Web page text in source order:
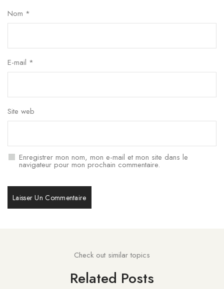
Nom *
E-mail *
Site web
Enregistrer mon nom, mon e-mail et mon site dans le
navigateur pour mon prochain commentaire.
Check out similar topics
Related Posts